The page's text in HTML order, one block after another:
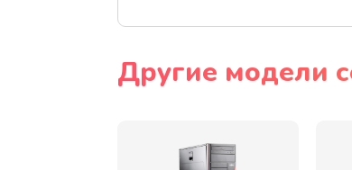
Другие модели